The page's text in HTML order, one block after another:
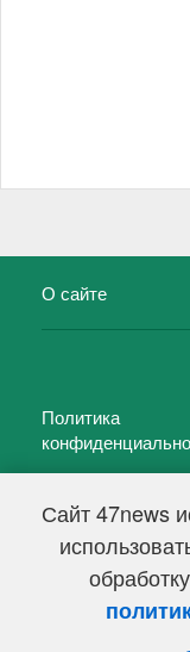
Сайт 47news
О сайте
Политика
47 новостей (47
Свидетельство о
Федеральной
информационных